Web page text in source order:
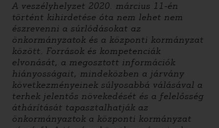
A veszélyhelyzet 2020. március 11-én
történt kihirdetése óta nem lehet nem
észrevenni a súrlódásokat az
önkormányzatok és a központi kormányzat
között. Források és kompetenciák
elvonását, a megosztott információk
hiányosságait, mindeközben a járvány
következményeinek súlyosabbá válásával a
terhek jelentős növekedését és a felelősség
áthárítását tapasztalhatják az
önkormányaztok a központi kormányzat